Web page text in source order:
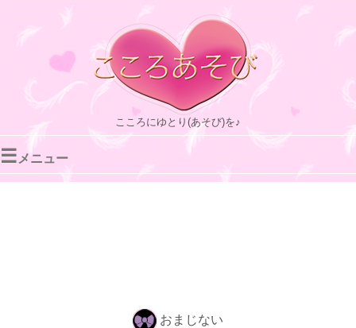
こころにゆとり(あそび)を♪
☰ メニュー
おまじない